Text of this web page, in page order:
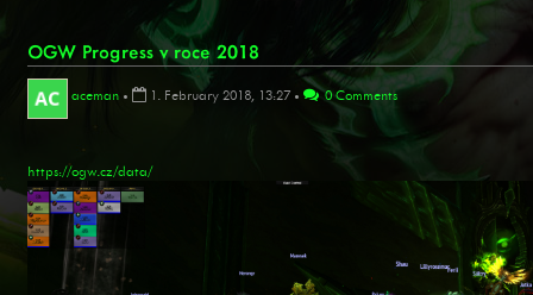
OGW Progress v roce 2018
aceman • 1. February 2018, 13:27 • 0 Comments
https://ogw.cz/data/